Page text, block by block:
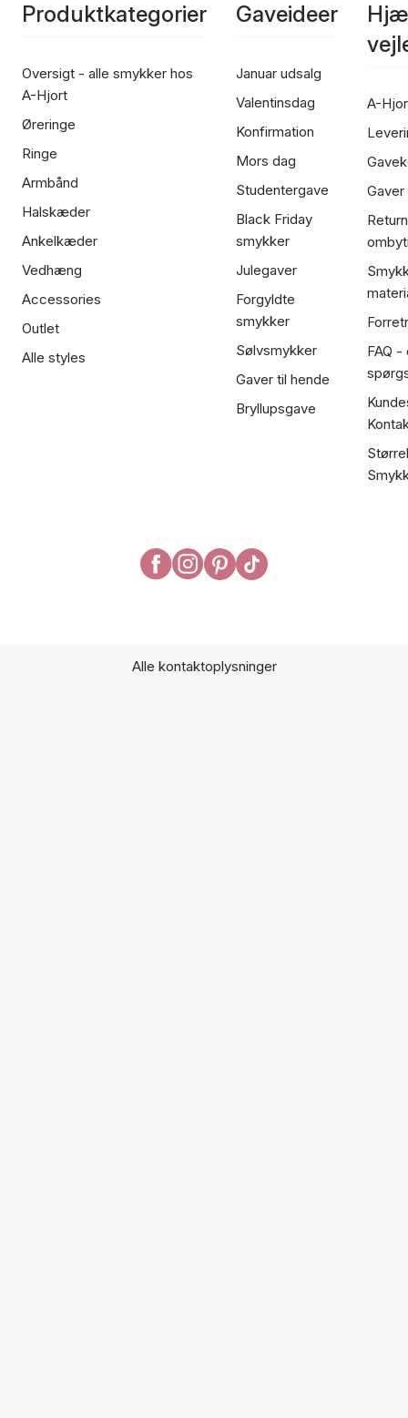
Produktkategorier
Oversigt - alle smykker hos
A-Hjort
Øreringe
Ringe
Armbånd
Halskæder
Ankelkæder
Vedhæng
Accessories
Outlet
Alle styles
Gaveideer
Januar udsalg
Valentinsdag
Konfirmation
Mors dag
Studentergave
Black Friday
smykker
Julegaver
Forgyldte
smykker
Sølvsmykker
Gaver til hende
Bryllupsgave
A-
FAQ
Alle kontaktoplysninger